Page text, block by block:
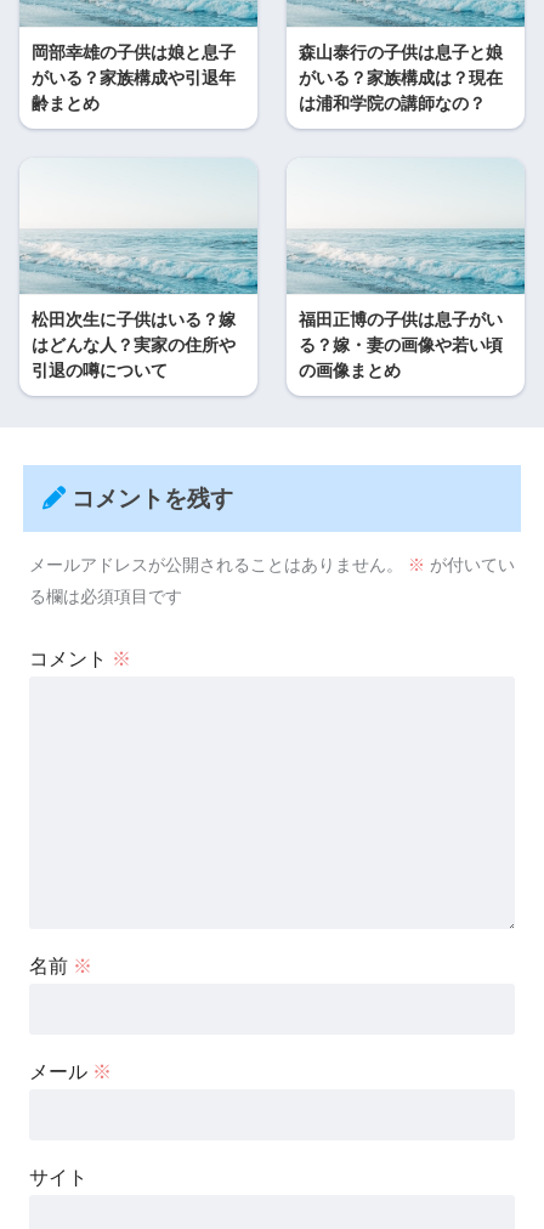
岡部幸雄の子供は娘と息子
がいる？家族構成や引退年
齢まとめ
森山泰行の子供は息子と娘
がいる？家族構成は？現在
は浦和学院の講師なの？
松田次生に子供はいる？嫁
はどんな人？実家の住所や
引退の噂について
福田正博の子供は息子がい
る？嫁・妻の画像や若い頃
の画像まとめ
コメントを残す
メールアドレスが公開されることはありません。 ※ が付いてい
る欄は必須項目です
コメント ※
名前 ※
メール ※
サイト